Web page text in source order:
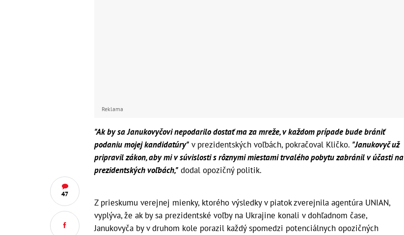
47
Reklama
"Ak by sa Janukovyčovi nepodarilo dostať ma za mreže, v každom prípade bude brániť
podaniu mojej kandidatúry" v prezidentských voľbách, pokračoval Kličko. "Janukovyč už
pripravil zákon, aby mi v súvislosti s rôznymi miestami trvalého pobytu zabránil v účasti na
prezidentských voľbách," dodal opozičný politik.
Z prieskumu verejnej mienky, ktorého výsledky v piatok zverejnila agentúra UNIAN,
vyplýva, že ak by sa prezidentské voľby na Ukrajine konali v dohľadnom čase,
Janukovyča by v druhom kole porazil každý spomedzi potenciálnych opozičných